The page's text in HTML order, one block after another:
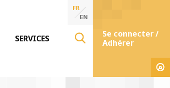
SERVICES
FR
EN
Se connecter /
Adhérer